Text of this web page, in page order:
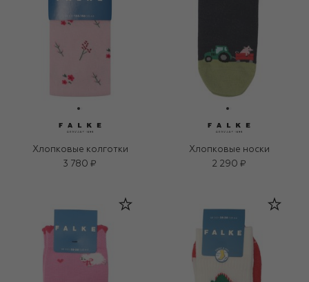
Хлопковые колготки
3 780 ₽
Хлопковые носки
2 290 ₽